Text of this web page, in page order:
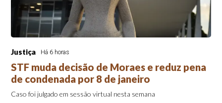
Justiça Há 6 horas
STF muda decisão de Moraes e reduz pena
de condenada por 8 de janeiro
Caso foi julgado em sessão virtual nesta semana